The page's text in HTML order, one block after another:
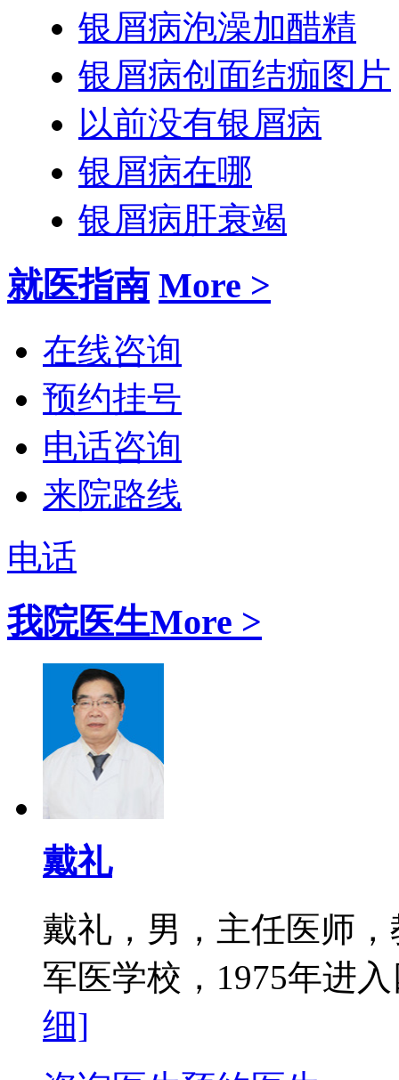
银屑病泡澡加醋精
银屑病创面结痂图片
以前没有银屑病
银屑病在哪
银屑病肝衰竭
就医指南 More >
在线咨询
预约挂号
电话咨询
来院路线
电话
我院医生More >
戴礼
戴礼，男，主任医师
军医学校，1975年进
细]